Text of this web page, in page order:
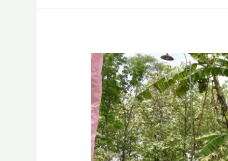
BSI
Maslahat
Dan
BSI
Resmikan
Wakaf
Sumur
Di